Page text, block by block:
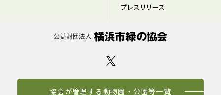
プレスリリース
協会が管理する動物園・公園等一覧